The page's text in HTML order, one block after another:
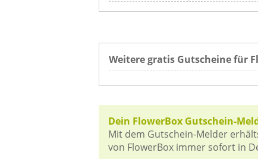
Weitere gratis Gutscheine für
Dein FlowerBox Gutschein-
Mit dem Gutschein-Melder
von FlowerBox immer sofort in